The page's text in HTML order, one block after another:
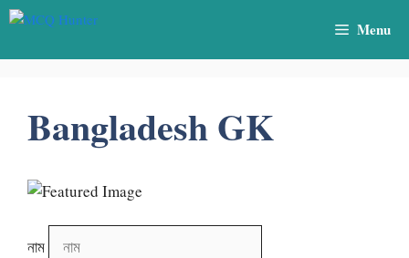
Skip
content
Menu
Bangladesh GK
নাম